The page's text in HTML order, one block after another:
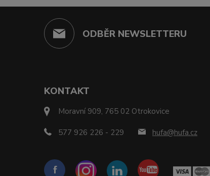
ODBĚR NEWSLETTERU
KONTAKT
Moravní 909, 765 02 Otrokovice
577 926 226 - 229 hufa@hufa.cz